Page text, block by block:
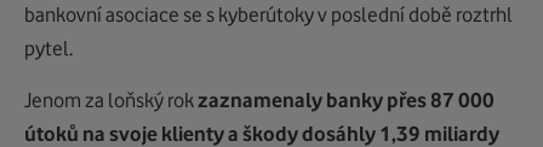
bankovní asociace se s kyberútoky v poslední době roztrhl
pytel.
Jenom za loňský rokzaznamenaly banky přes 87 000
útoků na svoje klienty a škody dosáhly 1,39 miliardy